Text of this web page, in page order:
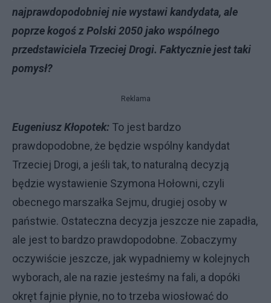
najprawdopodobniej nie wystawi kandydata, ale
poprze kogoś z Polski 2050 jako wspólnego
przedstawiciela Trzeciej Drogi. Faktycznie jest taki
pomysł?
Reklama
Eugeniusz Kłopotek: To jest bardzo
prawdopodobne, że będzie wspólny kandydat
Trzeciej Drogi, a jeśli tak, to naturalną decyzją
będzie wystawienie Szymona Hołowni, czyli
obecnego marszałka Sejmu, drugiej osoby w
państwie. Ostateczna decyzja jeszcze nie zapadła,
ale jest to bardzo prawdopodobne. Zobaczymy
oczywiście jeszcze, jak wypadniemy w kolejnych
wyborach, ale na razie jesteśmy na fali, a dopóki
okręt fajnie płynie, no to trzeba wiosłować do